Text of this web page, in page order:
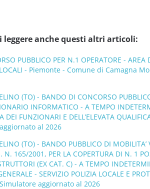
leggere anche questi altri articoli:
PUBBLICO PER N.1 OPERATORE - AREA
- Piemonte - Comune di Camagna
(TO) - BANDO DI CONCORSO
INFORMATICO - A TEMPO
DEI FUNZIONARI E DELL’ELEVATA
al 2026
(TO) - BANDO PUBBLICO DI MOBILITA’
N. 165/2001, PER LA COPERTURA DI N. 1
(EX CAT. C) - A TEMPO
- SERVIZIO POLIZIA LOCALE E
aggiornato al 2026